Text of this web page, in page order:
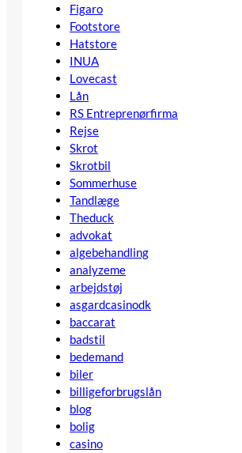
Figaro
Footstore
Hatstore
INUA
Lovecast
Lån
RS Entreprenørfirma
Rejse
Skrot
Skrotbil
Sommerhuse
Tandlæge
Theduck
advokat
algebehandling
analyzeme
arbejdstøj
asgardcasinodk
baccarat
badstil
bedemand
biler
billigeforbrugslån
blog
bolig
casino